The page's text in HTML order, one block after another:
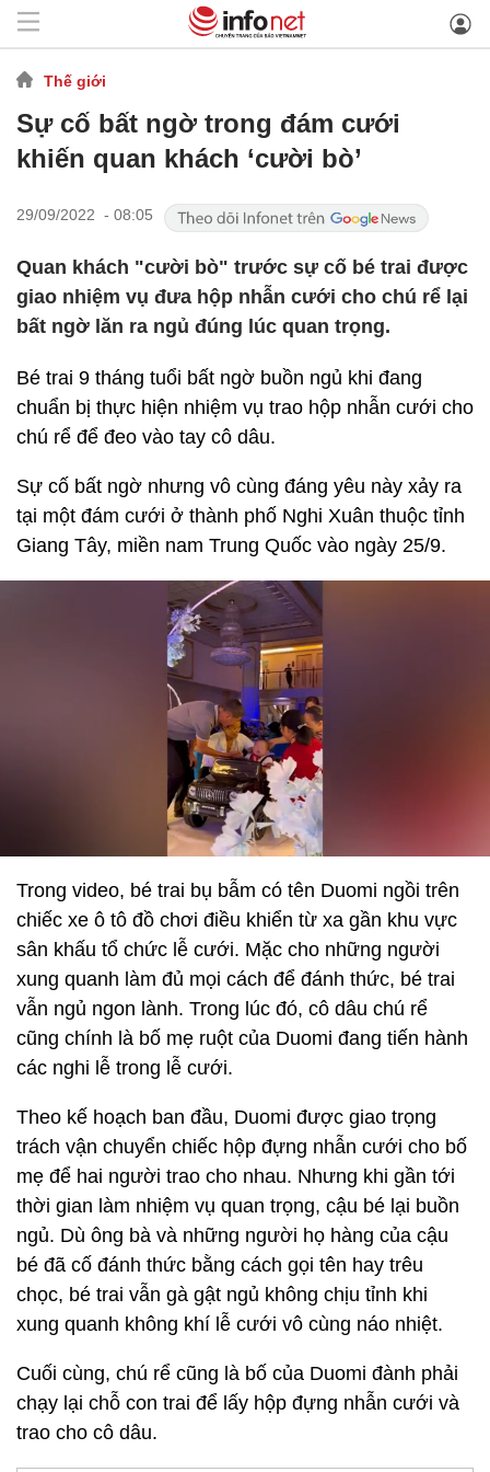
Thế giới
Sự cố bất ngờ trong đám cưới
khiến quan khách ‘cười bò’
29/09/2022 - 08:05
Quan khách "cười bò" trước sự cố bé trai được
giao nhiệm vụ đưa hộp nhẫn cưới cho chú rể lại
bất ngờ lăn ra ngủ đúng lúc quan trọng.
Bé trai 9 tháng tuổi bất ngờ buồn ngủ khi đang
chuẩn bị thực hiện nhiệm vụ trao hộp nhẫn cưới cho
chú rể để đeo vào tay cô dâu.
Sự cố bất ngờ nhưng vô cùng đáng yêu này xảy ra
tại một đám cưới ở thành phố Nghi Xuân thuộc tỉnh
Giang Tây, miền nam Trung Quốc vào ngày 25/9.
Trong video, bé trai bụ bẫm có tên Duomi ngồi trên
chiếc xe ô tô đồ chơi điều khiển từ xa gần khu vực
sân khấu tổ chức lễ cưới. Mặc cho những người
xung quanh làm đủ mọi cách để đánh thức, bé trai
vẫn ngủ ngon lành. Trong lúc đó, cô dâu chú rể
cũng chính là bố mẹ ruột của Duomi đang tiến hành
các nghi lễ trong lễ cưới.
Theo kế hoạch ban đầu, Duomi được giao trọng
trách vận chuyển chiếc hộp đựng nhẫn cưới cho bố
mẹ để hai người trao cho nhau. Nhưng khi gần tới
thời gian làm nhiệm vụ quan trọng, cậu bé lại buồn
ngủ. Dù ông bà và những người họ hàng của cậu
bé đã cố đánh thức bằng cách gọi tên hay trêu
chọc, bé trai vẫn gà gật ngủ không chịu tỉnh khi
xung quanh không khí lễ cưới vô cùng náo nhiệt.
Cuối cùng, chú rể cũng là bố của Duomi đành phải
chạy lại chỗ con trai để lấy hộp đựng nhẫn cưới và
trao cho cô dâu.